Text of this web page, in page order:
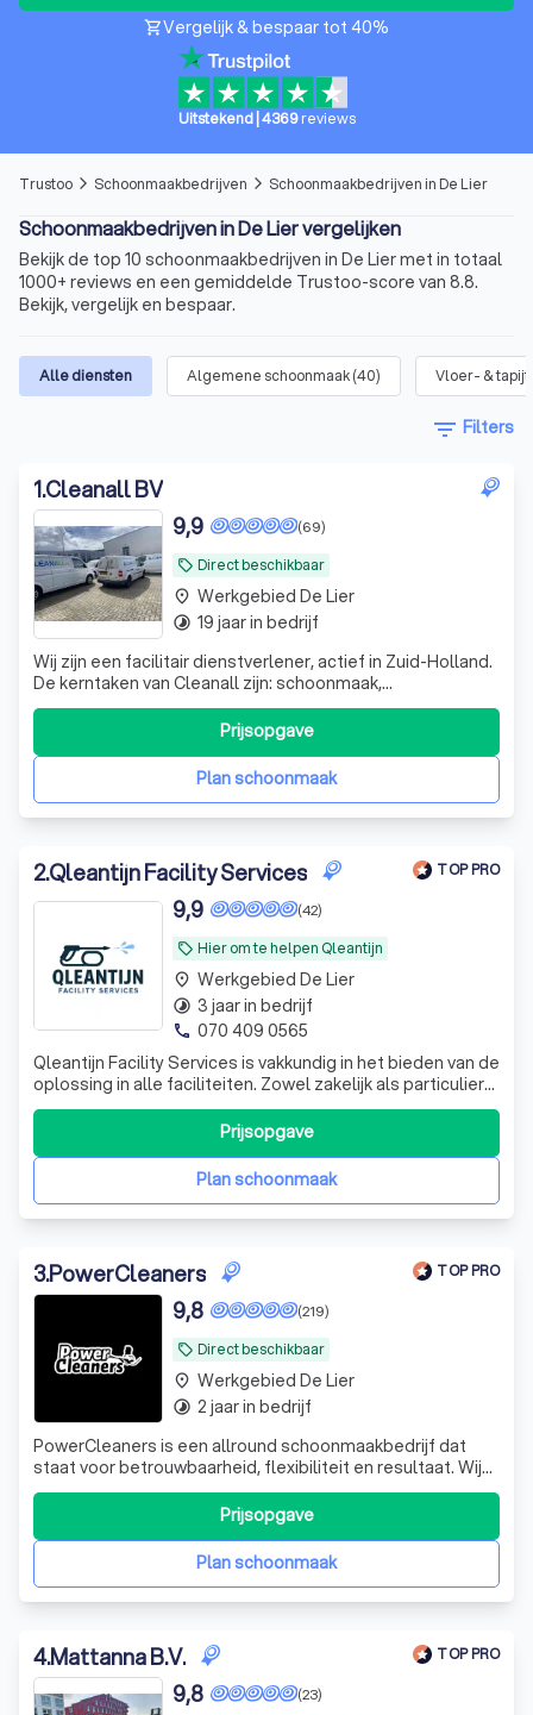
shopping_cartVergelijk & bespaar tot 40%
Uitstekend| 4369 reviews
Trustoo arrow_forward_ios Schoonmaakbedrijven arrow_forward_ios Schoonmaakbedrijven in De Lier
Schoonmaakbedrijven in De Lier vergelijken
Bekijk de top 10 schoonmaakbedrijven in De Lier met in totaal
1000+ reviews en een gemiddelde Trustoo-score van 8.8.
Bekijk, vergelijk en bespaar.
Alle diensten Algemene schoonmaak(40) Vloer- &
filter_list Filters
1.Cleanall BV
local_offer Direct beschikbaar
(69)
9,9
Wij zijn een facilitair dienstverlener, actief in Zuid-Holland.
De kerntaken van Cleanall zijn: schoonmaak,
vloeronderhoud en glasbewassing die wij aanbieden in
particulieren en zakelijke omgevingen. De toegevoegde
waarde van Cleanall ligt in de veelzijdigheid van de
dienstverlening: schoonmaakonder
Plan schoonmaak
Prijsopgave
place Werkgebied De Lier
timelapse 19 jaar in bedrijf
2.Qleantijn Facility Services TOP PRO
local_offer Hier om te helpen Qleantijn
(42)
9,9
Qleantijn Facility Services is vakkundig in het bieden van de
oplossing in alle faciliteiten. Zowel zakelijk als particulier
inzetbaar. Neemt u vrijblijvend contact op het team staat
Plan schoonmaak
Prijsopgave
place Werkgebied De Lier
timelapse 3 jaar in bedrijf
phone 070 409 0565
3.PowerCleaners TOP PRO
local_offer Direct beschikbaar
(219)
9,8
PowerCleaners is een allround schoonmaakbedrijf dat
staat voor betrouwbaarheid, flexibiliteit en resultaat. Wij
helpen bedrijven en particulieren met alles van
schoonmaak tot specialistische klussen.
Plan schoonmaak
Prijsopgave
place Werkgebied De Lier
timelapse 2 jaar in bedrijf
4.Mattanna B.V. TOP PRO
(23)
9,8